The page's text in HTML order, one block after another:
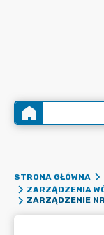
STRONA GŁÓWNA
ZARZĄDZENIA